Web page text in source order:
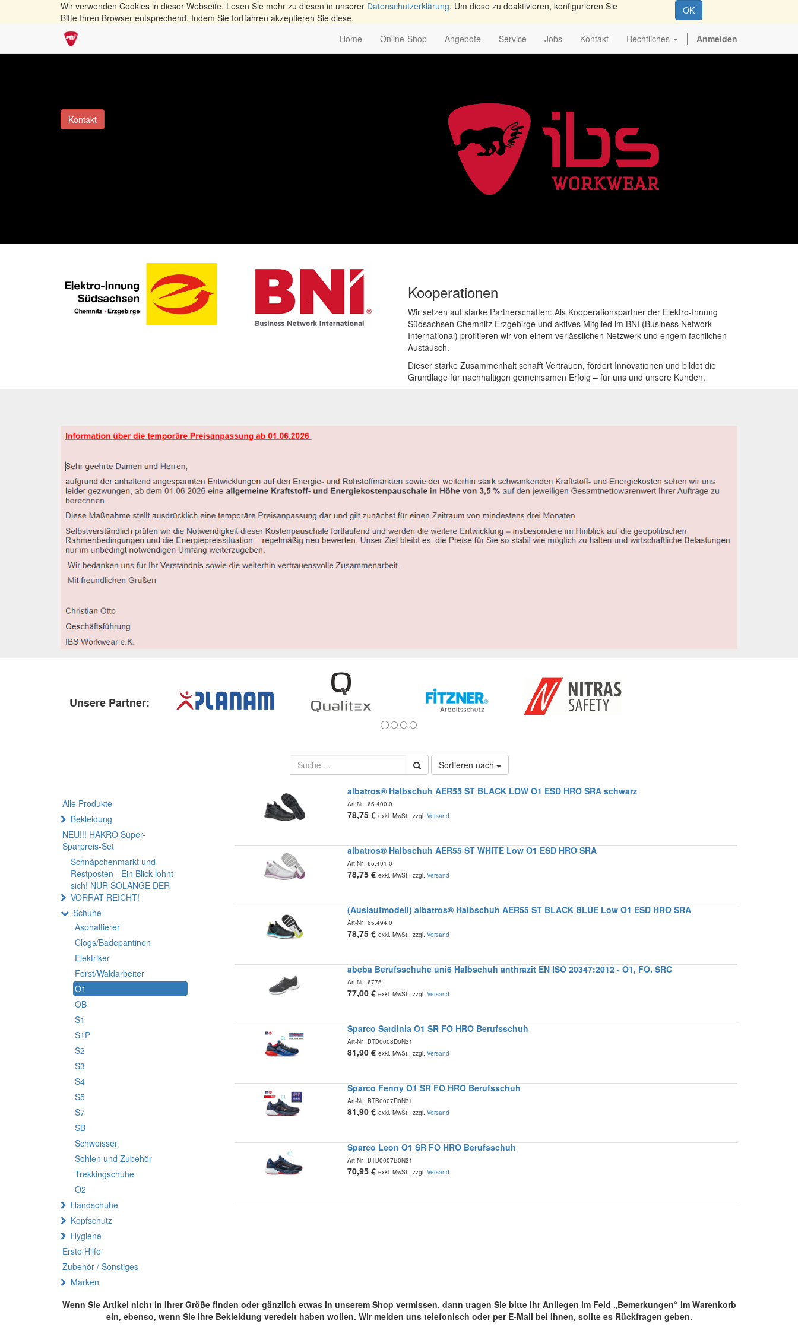
Wir verwenden Cookies in dieser Webseite. Lesen Sie mehr zu diesen in unserer Datenschutzerklärung. Um diese zu deaktivieren, konfigurieren Sie
Bitte Ihren Browser entsprechend. Indem Sie fortfahren akzeptieren Sie diese.
OK
Home Online-Shop Angebote Service Jobs Kontakt Rechtliches Anmelden
Kontakt
Kooperationen
Wir setzen auf starke Partnerschaften: Als Kooperationspartner der Elektro-Innung
Südsachsen Chemnitz Erzgebirge und aktives Mitglied im BNI (Business Network
International) profitieren wir von einem verlässlichen Netzwerk und engem fachlichen
Austausch.
Dieser starke Zusammenhalt schafft Vertrauen, fördert Innovationen und bildet die
Grundlage für nachhaltigen gemeinsamen Erfolg – für uns und unsere Kunden.
Unsere Partner:
Sortieren nach
Alle Produkte
Bekleidung
NEU!!! HAKRO Super-
Sparpreis-Set
Schnäpchenmarkt und
Restposten - Ein Blick lohnt
sich! NUR SOLANGE DER
VORRAT REICHT!
Schuhe
Asphaltierer
Clogs/Badepantinen
Elektriker
Forst/Waldarbeiter
O1
OB
S1
S1P
S2
S3
S4
S5
S7
SB
Schweisser
Sohlen und Zubehör
Trekkingschuhe
O2
Handschuhe
Kopfschutz
Hygiene
Erste Hilfe
Zubehör / Sonstiges
Marken
albatros® Halbschuh AER55 ST BLACK LOW O1 ESD HRO SRA schwarz
Art-Nr.: 65.490.0
78,75€ exkl. MwSt., zzgl. Versand
albatros® Halbschuh AER55 ST WHITE Low O1 ESD HRO SRA
Art-Nr.: 65.491.0
78,75€ exkl. MwSt., zzgl. Versand
(Auslaufmodell) albatros® Halbschuh AER55 ST BLACK BLUE Low O1 ESD HRO SRA
Art-Nr.: 65.494.0
78,75€ exkl. MwSt., zzgl. Versand
abeba Berufsschuhe uni6 Halbschuh anthrazit EN ISO 20347:2012 - O1, FO, SRC
Art-Nr.: 6775
77,00€ exkl. MwSt., zzgl. Versand
Sparco Sardinia O1 SR FO HRO Berufsschuh
Art-Nr.: BTB0008D0N31
81,90€ exkl. MwSt., zzgl. Versand
Sparco Fenny O1 SR FO HRO Berufsschuh
Art-Nr.: BTB0007R0N31
81,90€ exkl. MwSt., zzgl. Versand
Sparco Leon O1 SR FO HRO Berufsschuh
Art-Nr.: BTB0007B0N31
70,95€ exkl. MwSt., zzgl. Versand
Wenn Sie Artikel nicht in Ihrer Größe finden oder gänzlich etwas in unserem Shop vermissen, dann tragen Sie bitte Ihr Anliegen im Feld „Bemerkungen“ im Warenkorb
ein, ebenso, wenn Sie Ihre Bekleidung veredelt haben wollen. Wir melden uns telefonisch oder per E-Mail bei Ihnen, sollte es Rückfragen geben.